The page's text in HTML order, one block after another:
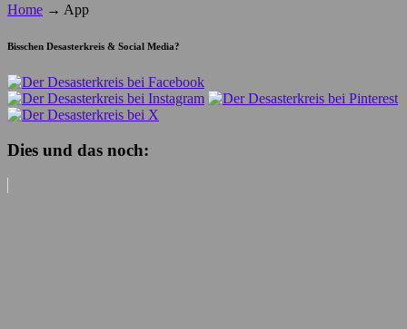
Home → App
Bisschen Desasterkreis & Social Media?
Dies und das noch: